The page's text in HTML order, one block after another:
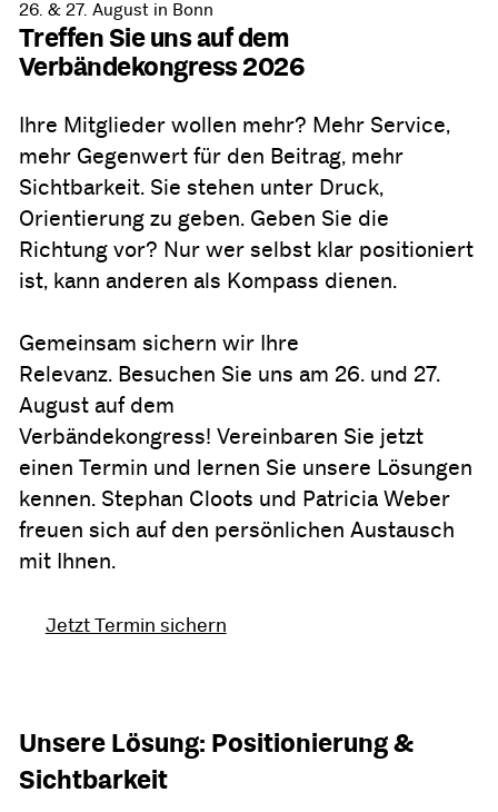
26. & 27. August in Bonn
Treffen Sie uns auf dem
Verbändekongress 2026
Ihre Mitglieder wollen mehr? Mehr Service,
mehr Gegenwert für den Beitrag, mehr
Sichtbarkeit. Sie stehen unter Druck,
Orientierung zu geben. Geben Sie die
Richtung vor? Nur wer selbst klar positioniert
ist, kann anderen als Kompass dienen.
Gemeinsam sichern wir Ihre
Relevanz. Besuchen Sie uns am 26. und 27.
August auf dem
Verbändekongress! Vereinbaren Sie jetzt
einen Termin und lernen Sie unsere Lösungen
kennen. Stephan Cloots und Patricia Weber
freuen sich auf den persönlichen Austausch
mit Ihnen.
Jetzt Termin sichern
Unsere Lösung: Positionierung &
Sichtbarkeit